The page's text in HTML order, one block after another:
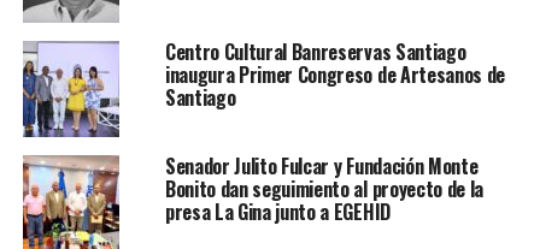
Centro Cultural Banreservas Santiago
inaugura Primer Congreso de Artesanos de
Santiago
Senador Julito Fulcar y Fundación Monte
Bonito dan seguimiento al proyecto de la
presa La Gina junto a EGEHID